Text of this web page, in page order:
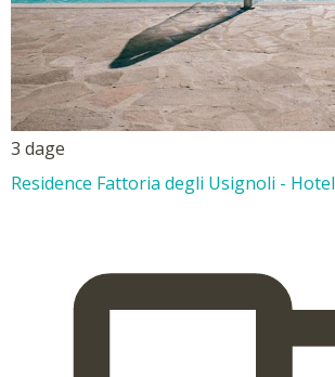
3 dage
Residence Fattoria degli Usignoli - Hotel